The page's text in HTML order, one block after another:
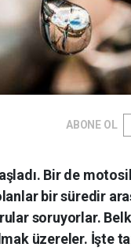
ABONE OL
Bir de
bir süredir
soruyorlar.
üzereler. İşte